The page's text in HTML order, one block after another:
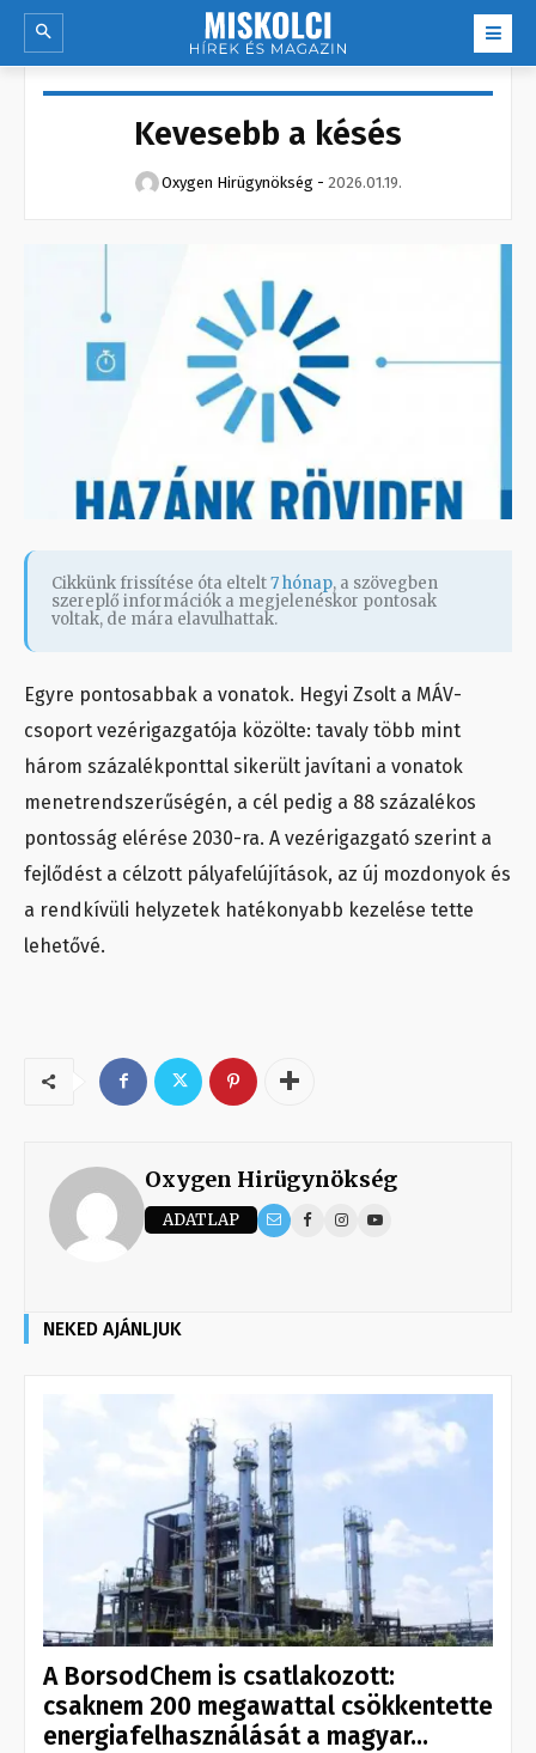
Kevesebb a késés
Oxygen Hirügynökség - 2026.01.19.
Cikkünk frissítése óta eltelt7 hónap, a szövegben
szereplő információk a megjelenéskor pontosak
voltak, de mára elavulhattak.
Egyre pontosabbak a vonatok. Hegyi Zsolt a MÁV-
csoport vezérigazgatója közölte: tavaly több mint
három százalékponttal sikerült javítani a vonatok
menetrendszerűségén, a cél pedig a 88 százalékos
pontosság elérése 2030-ra. A vezérigazgató szerint a
fejlődést a célzott pályafelújítások, az új mozdonyok és
a rendkívüli helyzetek hatékonyabb kezelése tette
lehetővé.
Oxygen Hirügynökség
ADATLAP
NEKED AJÁNLJUK
A BorsodChem is csatlakozott:
csaknem 200 megawattal csökkentette
energiafelhasználását a magyar...